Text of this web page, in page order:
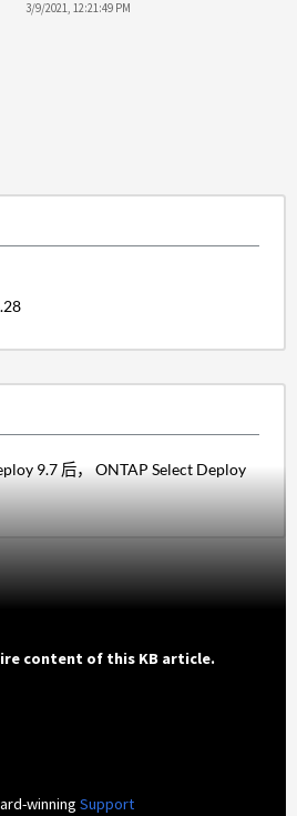
3/9/2021, 12:21:49 PM
9.7 后， ONTAP Select Deploy
content of this KB article.
winningSupport